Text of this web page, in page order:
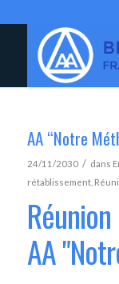
AA “Notre
24/11/2030 / dans
rétablissement,
AA